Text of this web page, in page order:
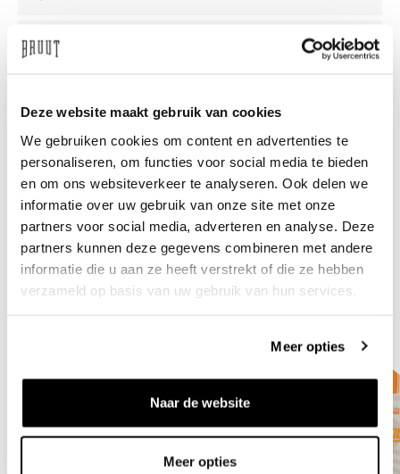
Deze website maakt gebruik van cookies
We gebruiken cookies om content en advertenties te
personaliseren, om functies voor social media te bieden
en om ons websiteverkeer te analyseren. Ook delen we
informatie over uw gebruik van onze site met onze
partners voor social media, adverteren en analyse. Deze
partners kunnen deze gegevens combineren met andere
informatie die u aan ze heeft verstrekt of die ze hebben
verzameld op basis van uw gebruik van hun services.
Meer opties
Naar de website
Meer opties
Hulp nodig?We helpen
info@bruut.nl Live chat Whatsapp
Over dit product
Verzenden & retourneren
Gerelateerde producten